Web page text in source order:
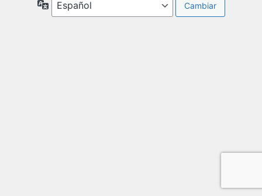
Idioma